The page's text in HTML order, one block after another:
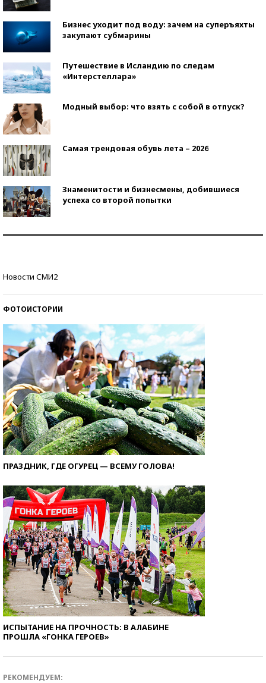
Бизнес уходит под воду: зачем на суперъяхты
закупают субмарины
Путешествие в Исландию по следам
«Интерстеллара»
Модный выбор: что взять с собой в отпуск?
Самая трендовая обувь лета – 2026
Знаменитости и бизнесмены, добившиеся
успеха со второй попытки
Новости СМИ2
ФОТОИСТОРИИ
ПРАЗДНИК, ГДЕ ОГУРЕЦ — ВСЕМУ ГОЛОВА!
ИСПЫТАНИЕ НА ПРОЧНОСТЬ: В АЛАБИНЕ
ПРОШЛА «ГОНКА ГЕРОЕВ»
РЕКОМЕНДУЕМ: